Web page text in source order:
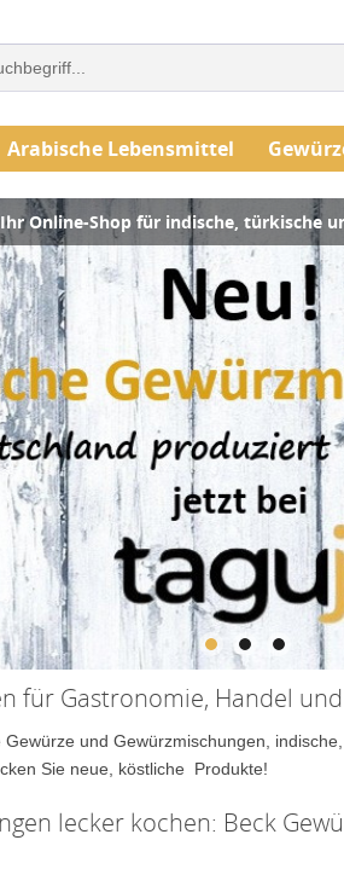
Arabische Lebensmittel
Online-Shop für indische, türkische
für Gastronomie, Handel
und Gewürzmischungen,
Sie neue, köstliche Produkte!
lecker kochen: Beck